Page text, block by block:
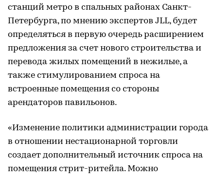
станций метро в спальных районах Санкт-
Петербурга, по мнению экспертов JLL, будет
определяться в первую очередь расширением
предложения за счет нового строительства и
перевода жилых помещений в нежилые, а
также стимулированием спроса на
встроенные помещения со стороны
арендаторов павильонов.
«Изменение политики администрации города
в отношении нестационарной торговли
создает дополнительный источник спроса на
помещения стрит-ритейла. Можно